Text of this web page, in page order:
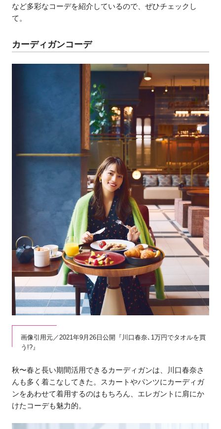
など多彩なコーデを紹介しているので、ぜひチェックし
て。
カーディガンコーデ
画像引用元／2021年9月26日公開『川口春奈､1万円でタオルを買
う!?』
秋〜春と長い期間活用できるカーディガンは、川口春奈さ
んも多く着こなしてきた。スカートやパンツにカーディガ
ンをあわせて着用するのはもちろん、エレガントに肩にか
けたコーデも魅力的。